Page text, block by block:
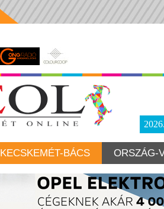
KECSKEMÉT-BÁCS ORSZÁG-